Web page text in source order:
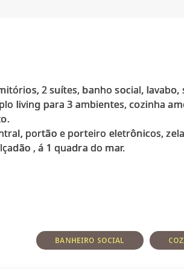
2 suítes, banho social,
living para 3 ambientes, cozinha
portão e porteiro eletrônicos,
, á 1 quadra do mar.
BANHEIRO SOCIAL